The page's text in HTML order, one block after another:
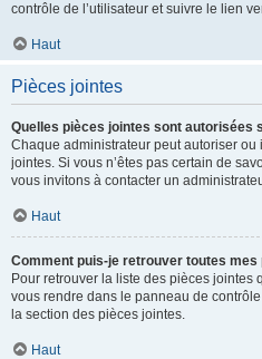
contrôle de l’utilisateur et suivre le lien
Haut
Pièces jointes
Quelles pièces jointes sont autorisées
Chaque administrateur peut autoriser
jointes. Si vous n’êtes pas certain de
vous invitons à contacter un
Haut
Comment puis-je retrouver toutes mes
Pour retrouver la liste des pièces jointes
vous rendre dans le panneau de
la section des pièces jointes.
Haut